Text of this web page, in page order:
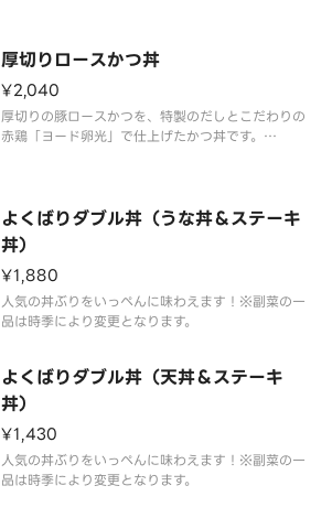
厚切りロースかつ丼
¥2,040
厚切りの豚ロースかつを、特製のだしとこだわりの
赤鶏「ヨード卵光」で仕上げたかつ丼です。
よくばりダブル丼（うな丼＆ステーキ
丼）
¥1,880
人気の丼ぶりをいっぺんに味わえます！※副菜の一
品は時季により変更となります。
よくばりダブル丼（天丼＆ステーキ
丼）
¥1,430
人気の丼ぶりをいっぺんに味わえます！※副菜の一
品は時季により変更となります。